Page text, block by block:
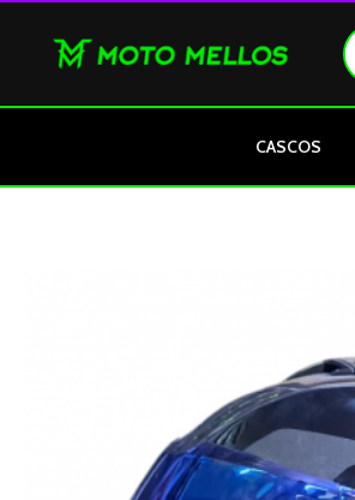
CASCOS